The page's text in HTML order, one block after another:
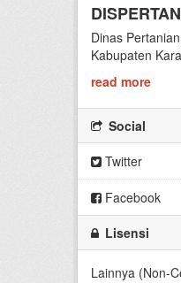
Dinas
Kabupaten
read more
Social
Twitter
Facebook
Lisensi
Lainnya (Non-